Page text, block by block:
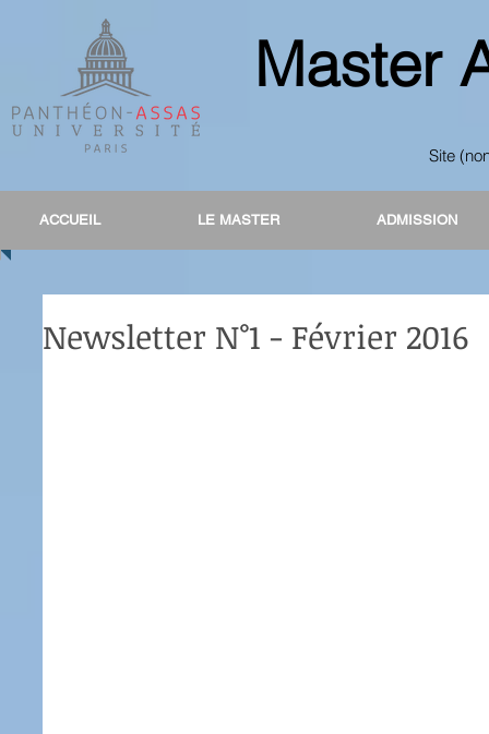
ACCUEIL LE MASTER ADMISSION
Master
Site
ACCUEIL LE MASTER ADMISSION
Newsletter N°1 - Février 2016